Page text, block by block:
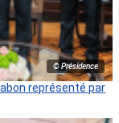
© Présidence
représenté par